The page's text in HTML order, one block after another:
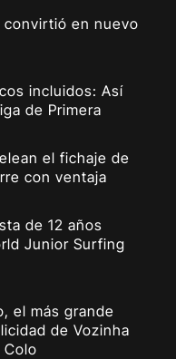
convirtió en nuevo
incluidos: Así
de Primera
el fichaje de
con ventaja
de 12 años
Junior Surfing
el más grande
de Vozinha